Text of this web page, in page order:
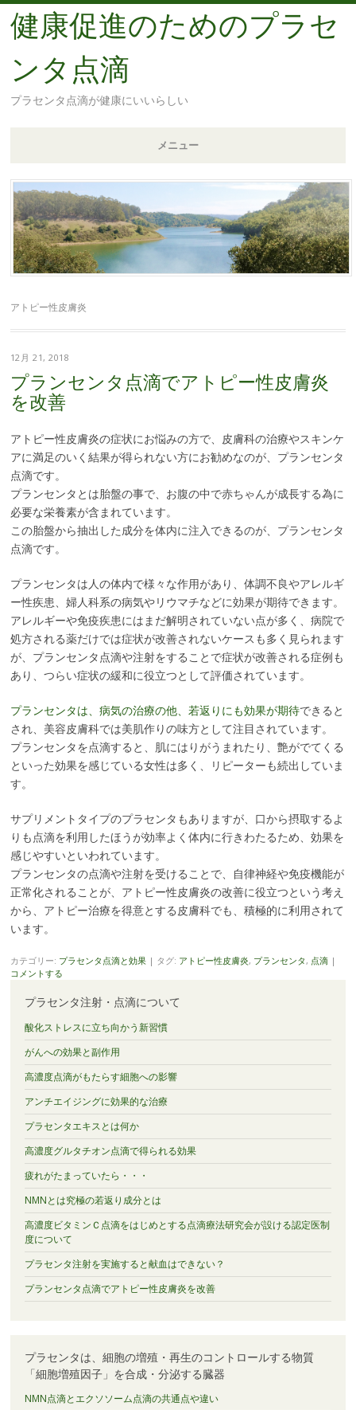
健康促進のためのプラセ
ンタ点滴
プラセンタ点滴が健康にいいらしい
メニュー
コ
ン
テ
ン
ツ
移
アトピー性皮膚炎
12月 21, 2018
プランセンタ点滴でアトピー性皮膚炎
を改善
アトピー性皮膚炎の症状にお悩みの方で、皮膚科の治療やスキンケ
アに満足のいく結果が得られない方にお勧めなのが、プランセンタ
点滴です。
プランセンタとは胎盤の事で、お腹の中で赤ちゃんが成長する為に
必要な栄養素が含まれています。
この胎盤から抽出した成分を体内に注入できるのが、プランセンタ
点滴です。
プランセンタは人の体内で様々な作用があり、体調不良やアレルギ
ー性疾患、婦人科系の病気やリウマチなどに効果が期待できます。
アレルギーや免疫疾患にはまだ解明されていない点が多く、病院で
処方される薬だけでは症状が改善されないケースも多く見られます
が、プランセンタ点滴や注射をすることで症状が改善される症例も
あり、つらい症状の緩和に役立つとして評価されています。
プランセンタは、病気の治療の他、若返りにも効果が期待できると
され、美容皮膚科では美肌作りの味方として注目されています。
プランセンタを点滴すると、肌にはりがうまれたり、艶がでてくる
といった効果を感じている女性は多く、リピーターも続出していま
す。
サプリメントタイプのプラセンタもありますが、口から摂取するよ
りも点滴を利用したほうが効率よく体内に行きわたるため、効果を
感じやすいといわれています。
プランセンタの点滴や注射を受けることで、自律神経や免疫機能が
正常化されることが、アトピー性皮膚炎の改善に役立つという考え
から、アトピー治療を得意とする皮膚科でも、積極的に利用されて
います。
カテゴリー: プラセンタ点滴と効果 | タグ: アトピー性皮膚炎, プランセンタ, 点滴 |
コメントする
プラセンタ注射・点滴について
酸化ストレスに立ち向かう新習慣
がんへの効果と副作用
高濃度点滴がもたらす細胞への影響
アンチエイジングに効果的な治療
プラセンタエキスとは何か
高濃度グルタチオン点滴で得られる効果
疲れがたまっていたら・・・
NMNとは究極の若返り成分とは
高濃度ビタミンＣ点滴をはじめとする点滴療法研究会が設ける認定医制
度について
プラセンタ注射を実施すると献血はできない？
プランセンタ点滴でアトピー性皮膚炎を改善
プラセンタは、細胞の増殖・再生のコントロールする物質
「細胞増殖因子」を合成・分泌する臓器
NMN点滴とエクソソーム点滴の共通点や違い